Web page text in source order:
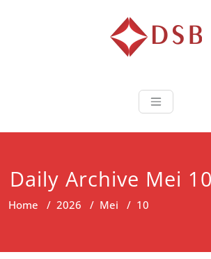
Daily Archive Mei
Home / 2026 / Mei / 10